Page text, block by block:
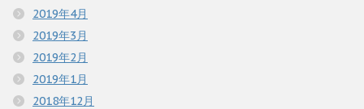
2019年4月
2019年3月
2019年2月
2019年1月
2018年12月